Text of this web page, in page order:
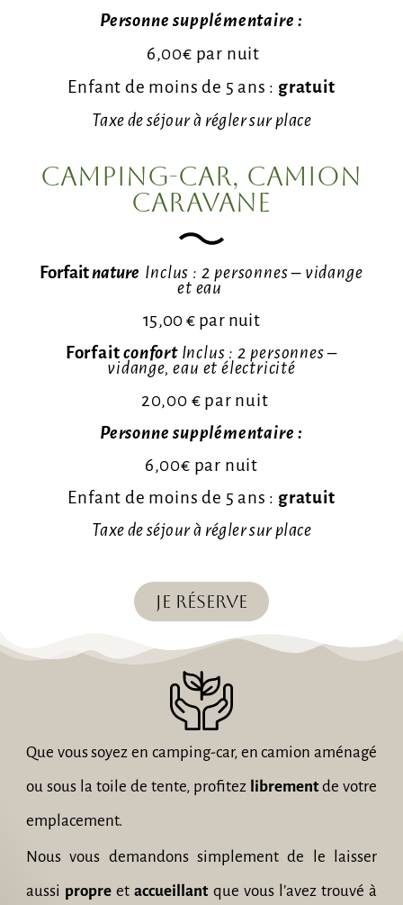
Personne supplémentaire :
6,00€ par nuit
Enfant de moins de 5 ans : gratuit
Taxe de séjour à régler sur place
Camping-car, Camion
caravane
Forfaitnature Inclus : 2 personnes – vidange
et eau
15,00 € par nuit
Forfaitconfort Inclus : 2 personnes –
vidange, eau et électricité
20,00 € par nuit
Personne supplémentaire :
6,00€ par nuit
Enfant de moins de 5 ans : gratuit
Taxe de séjour à régler sur place
je réserve
Que vous soyez en camping-car, en camion aménagé
ou sous la toile de tente, profitez librementde votre
emplacement.
Nous vous demandons simplement de le laisser
aussi propre etaccueillantque vous l’avez trouvé à